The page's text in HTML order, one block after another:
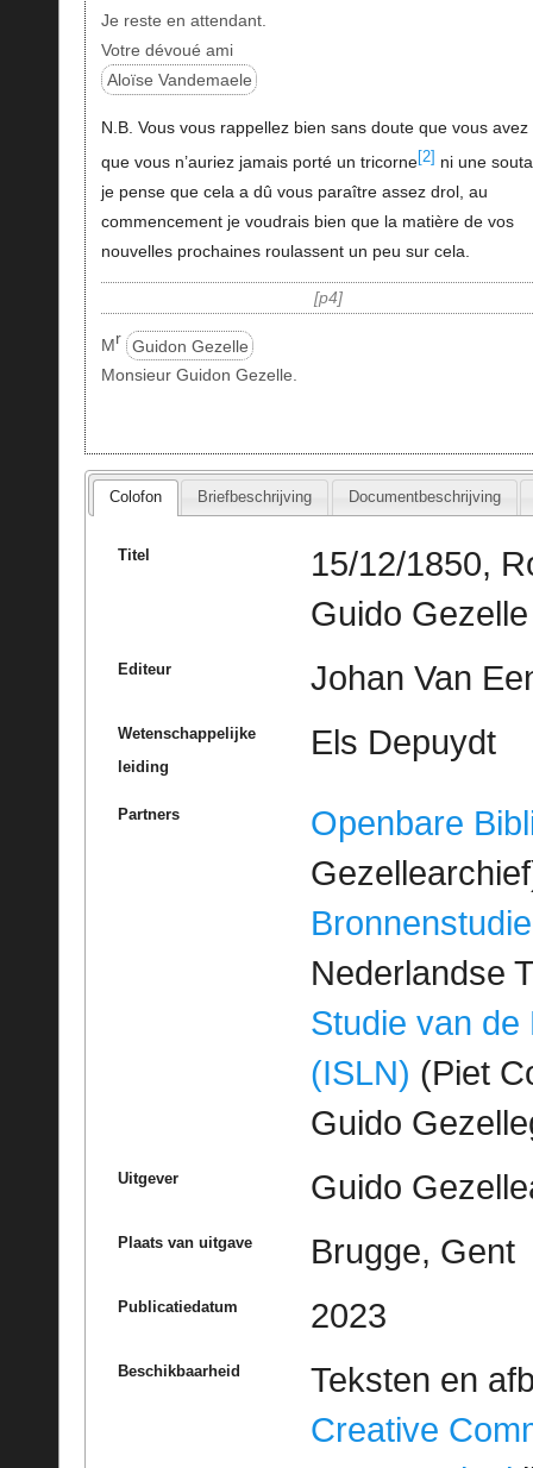
Je reste en attendant.
Votre dévoué ami
Aloïse Vandemaele
N.B. Vous vous rappellez bien sans doute que vous avez
que vous n’auriez jamais porté un tricorne[2] ni une
je pense que cela a dû vous paraître assez drol, au
commencement je voudrais bien que la matière de vos
nouvelles prochaines roulassent un peu sur cela.
p4
Mr Guidon Gezelle
Monsieur Guidon Gezelle.
Colofon Briefbeschrijving Documentbeschrijving
Titel
15/12/1850,
Guido Gezelle
Editeur Johan Van
Wetenschappelijke
leiding
Els Depuydt
Partners
Openbare
Bronnenstudie
Nederlandse
Studie van de
(ISLN) (Piet
Guido
Uitgever Guido
Plaats van uitgave Brugge, Gent
Publicatiedatum 2023
Beschikbaarheid
Teksten en
Creative